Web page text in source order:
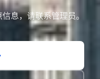
息，请联系管理员。